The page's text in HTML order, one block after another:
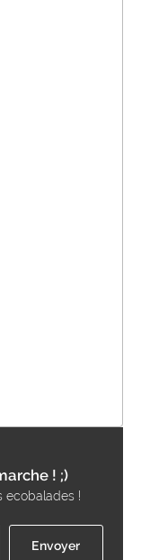
! ;)
ecobalades !